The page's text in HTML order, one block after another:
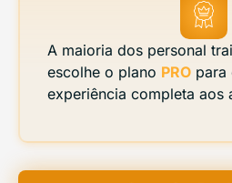
A maioria dos personal
escolhe o plano PRO para
experiência completa aos